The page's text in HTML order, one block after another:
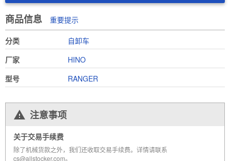
商品信息 重要提示
分类
自卸车
厂家
HINO
型号
RANGER
注意事项
关于交易手续费
除了机械货款之外，我们还收取交易手续费。详情请联系
cs@allstocker.com。